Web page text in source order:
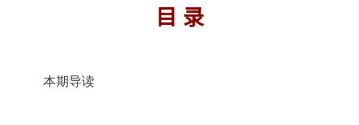
目 录
本期导读